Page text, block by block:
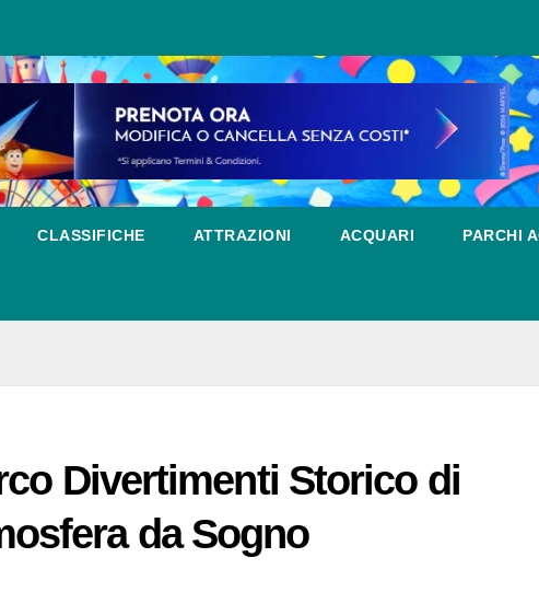
CLASSIFICHE ATTRAZIONI ACQUARI PARCHI
Divertimenti Storico di
da Sogno